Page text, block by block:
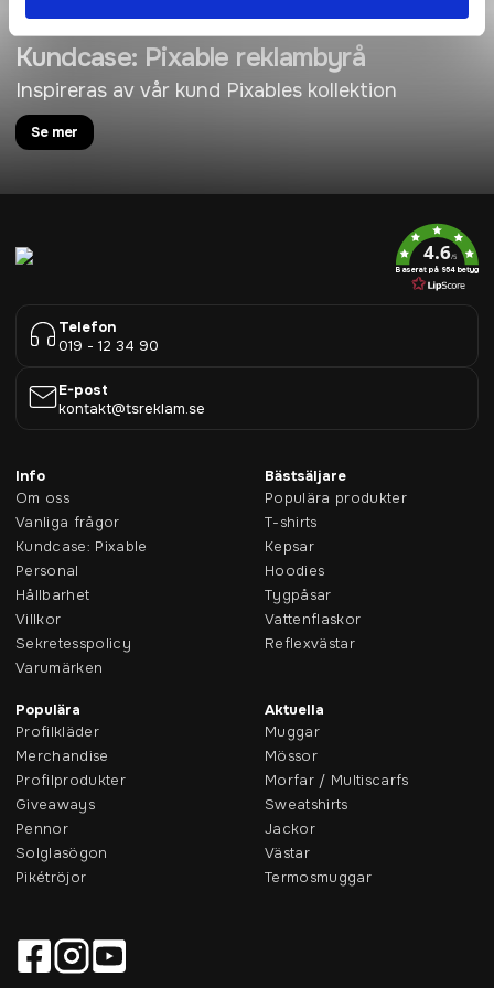
Kundcase: Pixable reklambyrå
Inspireras av vår kund Pixables kollektion
Se mer
4.6/5
Baserat på 954 betyg
Telefon
019 - 12 34 90
E-post
kontakt@tsreklam.se
Info
Om oss
Vanliga frågor
Kundcase: Pixable
Personal
Hållbarhet
Villkor
Sekretesspolicy
Varumärken
Bästsäljare
Populära produkter
T-shirts
Kepsar
Hoodies
Tygpåsar
Vattenflaskor
Reflexvästar
Populära
Profilkläder
Merchandise
Profilprodukter
Giveaways
Pennor
Solglasögon
Pikétröjor
Aktuella
Muggar
Mössor
Morfar / Multiscarfs
Sweatshirts
Jackor
Västar
Termosmuggar